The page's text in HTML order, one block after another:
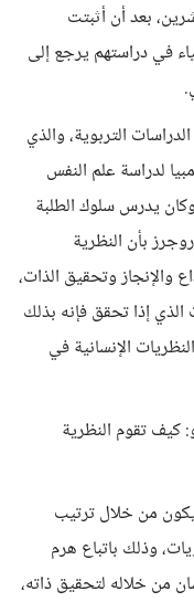
بعد أن أثبتت
في دراستهم يرجع إلى
التربوية، والذي
لدراسة علم النفس
يدرس سلوك الطلبة
بأن النظرية
والإنجاز وتحقيق الذات،
إذا تحقق فإنه بذلك
الإنسانية في
كيف تقوم النظرية
يكون من خلال ترتيب
وذلك باتباع هرم
من خلاله لتحقيق ذاته،